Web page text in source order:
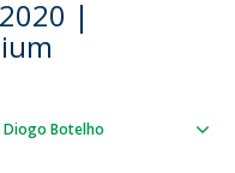
|
Diogo Botelho